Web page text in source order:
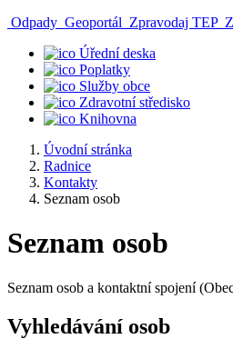
Odpady Geoportál Zpravodaj TEP
Úřední deska
Poplatky
Služby obce
Zdravotní středisko
Knihovna
Úvodní stránka
Radnice
Kontakty
Seznam osob
Seznam osob
Seznam osob a kontaktní spojení
Vyhledávání osob